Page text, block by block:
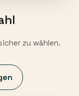
zu wählen.